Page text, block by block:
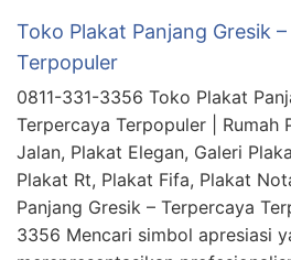
Toko Plakat Panjang Gresik
Terpopuler
0811-331-3356 Toko Plakat
Terpercaya Terpopuler | Rumah
Jalan, Plakat Elegan, Galeri
Plakat Rt, Plakat Fifa, Plakat
Panjang Gresik – Terpercaya
3356 Mencari simbol apresiasi